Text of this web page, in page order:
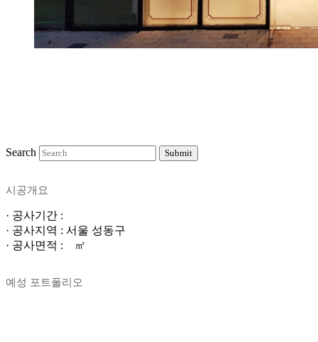
Search Submit
시공개요
· 공사기간 :
· 공사지역 : 서울 성동구
· 공사면적 : ㎡
예성 포트폴리오